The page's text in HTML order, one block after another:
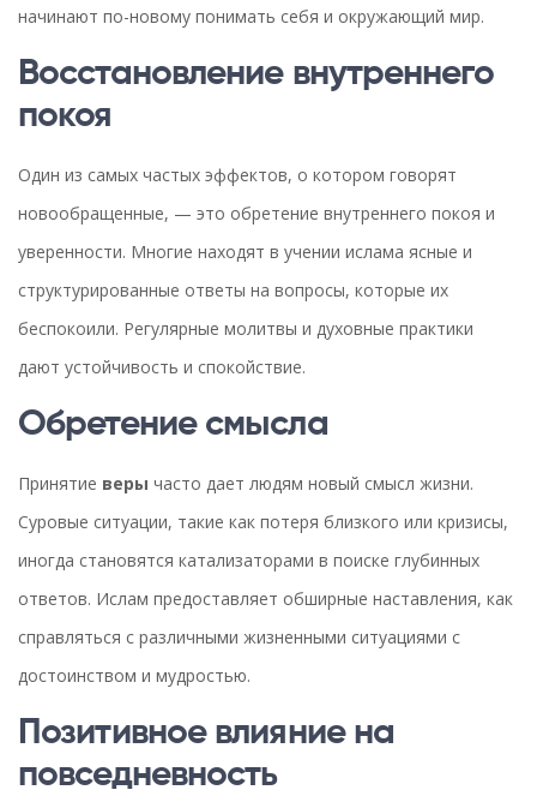
начинают по-новому понимать себя и окружающий мир.
Восстановление внутреннего
покоя
Один из самых частых эффектов, о котором говорят
новообращенные, — это обретение внутреннего покоя и
уверенности. Многие находят в учении ислама ясные и
структурированные ответы на вопросы, которые их
беспокоили. Регулярные молитвы и духовные практики
дают устойчивость и спокойствие.
Обретение смысла
Принятие веры часто дает людям новый смысл жизни.
Суровые ситуации, такие как потеря близкого или кризисы,
иногда становятся катализаторами в поиске глубинных
ответов. Ислам предоставляет обширные наставления, как
справляться с различными жизненными ситуациями с
достоинством и мудростью.
Позитивное влияние на
повседневность